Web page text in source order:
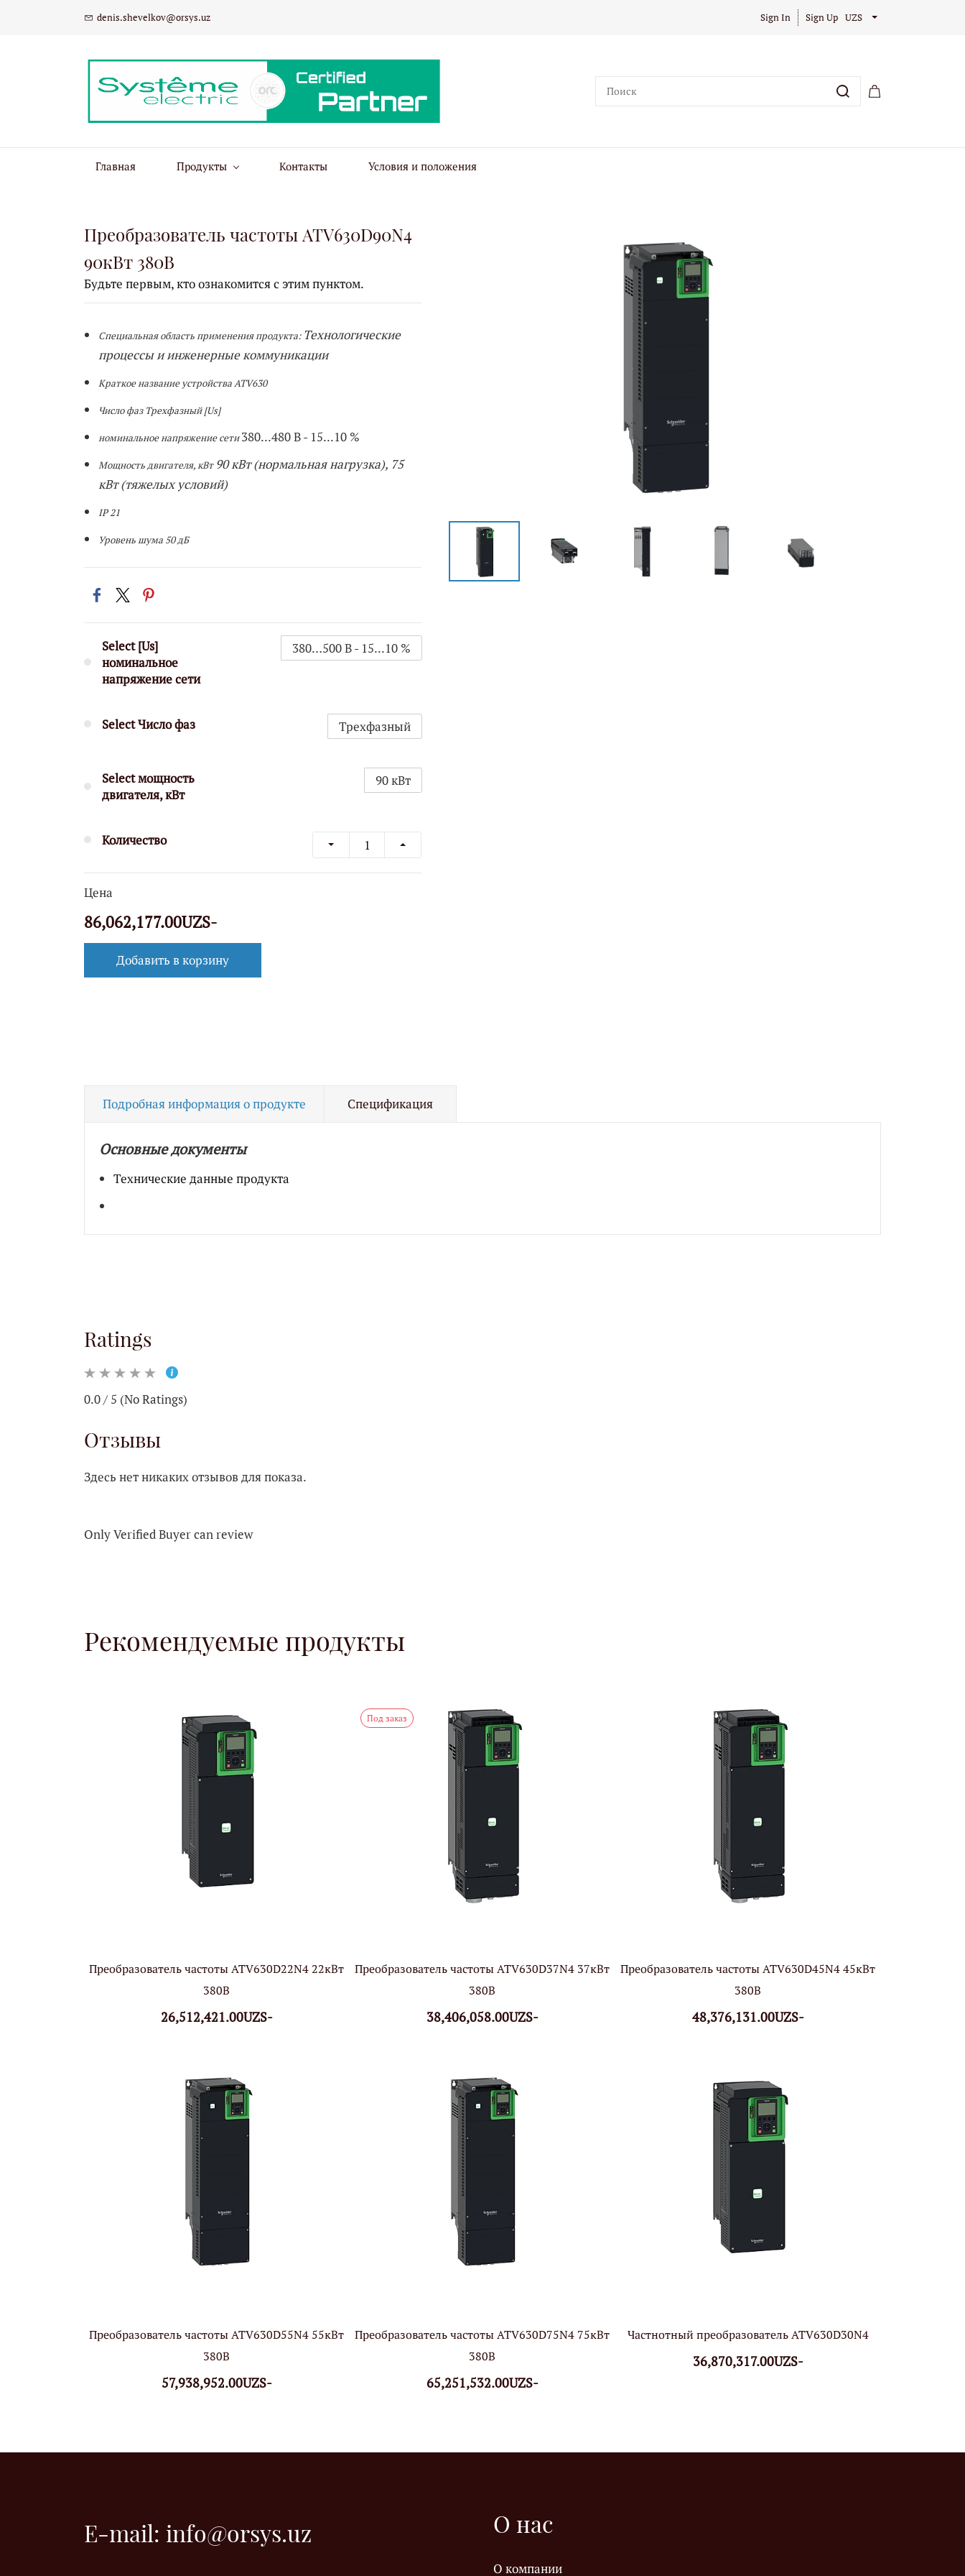
denis.shevelkov@orsys.uz Sign In Sign Up UZS
Главная Продукты Контакты Условия и положения
Преобразователь частоты ATV630D90N4
90кВт 380В
Будьте первым, кто ознакомится с этим пунктом.
Специальная область применения продукта: Технологические
процессы и инженерные коммуникации
Краткое название устройства ATV630
Число фаз Трехфазный [Us]
номинальное напряжение сети380...480 В - 15...10 %
Мощность двигателя, кВт 90 кВт (нормальная нагрузка), 75
кВт (тяжелых условий)
IP 21
Уровень шума 50 дБ
Select [Us]
номинальное
напряжение сети
380…500 В - 15...10 %
Select Число фаз Трехфазный
Select мощность
двигателя, кВт
90 кВт
Количество
Цена
86,062,177.00UZS-
Добавить в корзину
Подробная информация о продукте Спецификация
Основные документы
Технические данные продукта
Ratings
0.0 / 5 (No Ratings)
Отзывы
Здесь нет никаких отзывов для показа.
Only Verified Buyer can review
Рекомендуемые продукты
Преобразователь частоты ATV630D22N4 22кВт
380В
26,512,421.00UZS-
Под заказ
Преобразователь частоты ATV630D37N4 37кВт
380В
38,406,058.00UZS-
Преобразователь частоты ATV630D45N4 45кВт
380В
48,376,131.00UZS-
Преобразователь частоты ATV630D55N4 55кВт
380В
57,938,952.00UZS-
Преобразователь частоты ATV630D75N4 75кВт
380В
65,251,532.00UZS-
Частнотный преобразователь ATV630D30N4
36,870,317.00UZS-
E-mail: info@orsys.uz
О нас
О компании